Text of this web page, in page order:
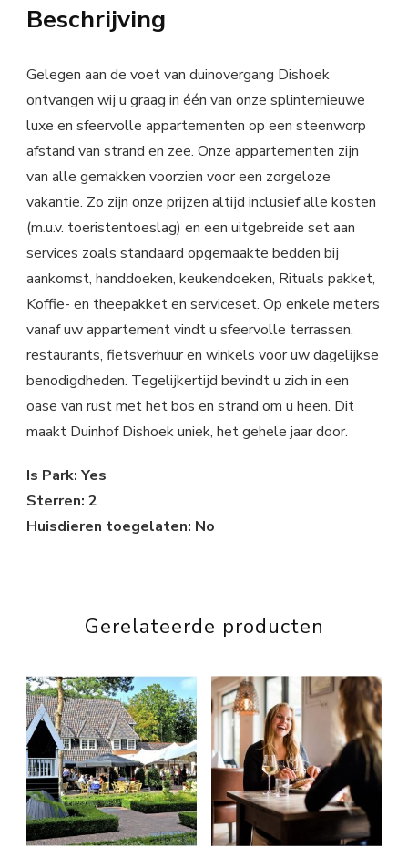
Beschrijving
Gelegen aan de voet van duinovergang Dishoek
ontvangen wij u graag in één van onze splinternieuwe
luxe en sfeervolle appartementen op een steenworp
afstand van strand en zee. Onze appartementen zijn
van alle gemakken voorzien voor een zorgeloze
vakantie. Zo zijn onze prijzen altijd inclusief alle kosten
(m.u.v. toeristentoeslag) en een uitgebreide set aan
services zoals standaard opgemaakte bedden bij
aankomst, handdoeken, keukendoeken, Rituals pakket,
Koffie- en theepakket en serviceset. Op enkele meters
vanaf uw appartement vindt u sfeervolle terrassen,
restaurants, fietsverhuur en winkels voor uw dagelijkse
benodigdheden. Tegelijkertijd bevindt u zich in een
oase van rust met het bos en strand om u heen. Dit
maakt Duinhof Dishoek uniek, het gehele jaar door.
Is Park: Yes
Sterren: 2
Huisdieren toegelaten: No
Gerelateerde producten